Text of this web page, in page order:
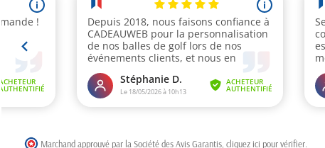
Marchand approuvé par la Société des Avis Garantis, cliquez ici pour vérifier